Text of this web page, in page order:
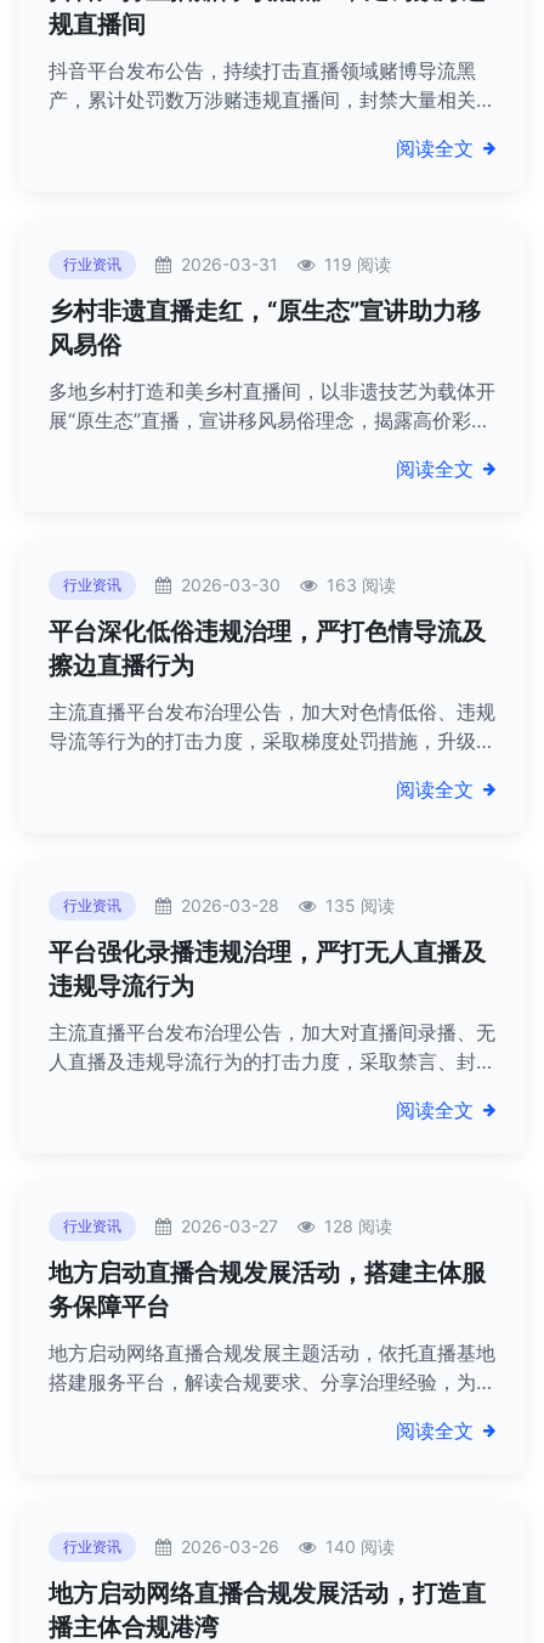
规直播间
抖音平台发布公告，持续打击直播领域赌博导流黑
产，累计处罚数万涉赌违规直播间，封禁大量相关账
阅读全文
行业资讯 2026-03-31 119 阅读
乡村非遗直播走红，“原生态”宣讲助力移
风易俗
多地乡村打造和美乡村直播间，以非遗技艺为载体开
展“原生态”直播，宣讲移风易俗理念，揭露高价彩礼
阅读全文
行业资讯 2026-03-30 163 阅读
平台深化低俗违规治理，严打色情导流及
擦边直播行为
主流直播平台发布治理公告，加大对色情低俗、违规
导流等行为的打击力度，采取梯度处罚措施，升级技
阅读全文
行业资讯 2026-03-28 135 阅读
平台强化录播违规治理，严打无人直播及
违规导流行为
主流直播平台发布治理公告，加大对直播间录播、无
人直播及违规导流行为的打击力度，采取禁言、封禁
阅读全文
行业资讯 2026-03-27 128 阅读
地方启动直播合规发展活动，搭建主体服
务保障平台
地方启动网络直播合规发展主题活动，依托直播基地
搭建服务平台，解读合规要求、分享治理经验，为直
阅读全文
行业资讯 2026-03-26 140 阅读
地方启动网络直播合规发展活动，打造直
播主体合规港湾